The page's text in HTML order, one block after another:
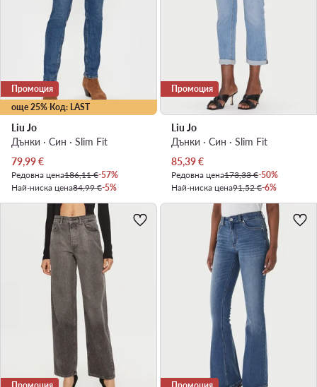
още 25% Код: LAST
Промоция
Liu Jo
Дънки · Син · Slim Fit
Актуална цена
79,99€
Редовна цена186,11 €-57%
Най-ниска цена84,99 €-5%
Промоция
Liu Jo
Дънки · Син · Slim Fit
Актуална цена
85,39€
Редовна цена173,33 €-50%
Най-ниска цена91,52 €-6%